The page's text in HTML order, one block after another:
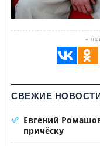
≡
СВЕЖИЕ
Евгений
причёску